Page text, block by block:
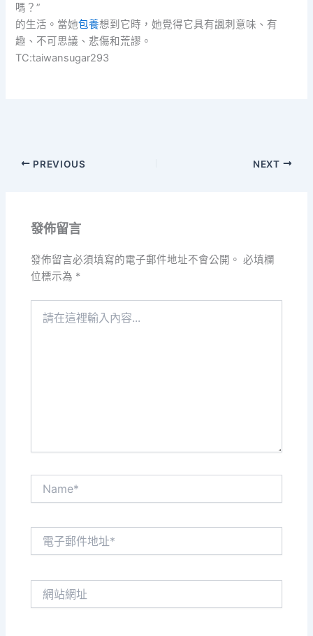
嗎？”
的生活。當她包養想到它時，她覺得它具有諷刺意味、有
趣、不可思議、悲傷和荒謬。
TC:taiwansugar293
PREVIOUS NEXT
發佈留言
發佈留言必須填寫的電子郵件地址不會公開。 必填欄
位標示為 *